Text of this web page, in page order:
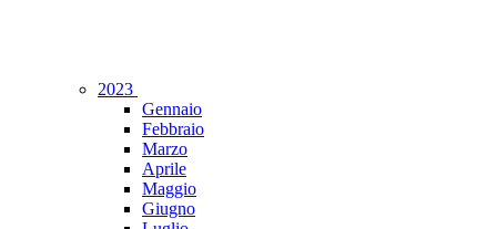
2023
Gennaio
Febbraio
Marzo
Aprile
Maggio
Giugno